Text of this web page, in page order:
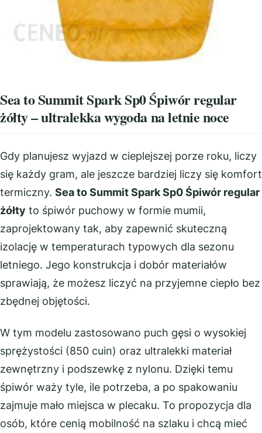
Sea to Summit Spark Sp0 Śpiwór regular
żółty – ultralekka wygoda na letnie noce
Gdy planujesz wyjazd w cieplejszej porze roku, liczy
się każdy gram, ale jeszcze bardziej liczy się komfort
termiczny. Sea to Summit Spark Sp0 Śpiwór regular
żółty to śpiwór puchowy w formie mumii,
zaprojektowany tak, aby zapewnić skuteczną
izolację w temperaturach typowych dla sezonu
letniego. Jego konstrukcja i dobór materiałów
sprawiają, że możesz liczyć na przyjemne ciepło bez
zbędnej objętości.
W tym modelu zastosowano puch gęsi o wysokiej
sprężystości (850 cuin) oraz ultralekki materiał
zewnętrzny i podszewkę z nylonu. Dzięki temu
śpiwór waży tyle, ile potrzeba, a po spakowaniu
zajmuje mało miejsca w plecaku. To propozycja dla
osób, które cenią mobilność na szlaku i chcą mieć